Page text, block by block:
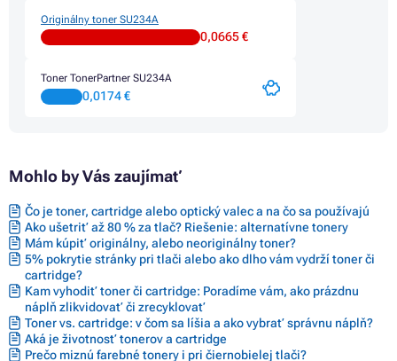
Originálny toner SU234A
0,0665 €
Toner TonerPartner SU234A
0,0174 €
Mohlo by Vás zaujímať
Čo je toner, cartridge alebo optický valec a na čo sa používajú
Ako ušetriť až 80 % za tlač? Riešenie: alternatívne tonery
Mám kúpiť originálny, alebo neoriginálny toner?
5% pokrytie stránky pri tlači alebo ako dlho vám vydrží toner či
cartridge?
Kam vyhodiť toner či cartridge: Poradíme vám, ako prázdnu
náplň zlikvidovať či zrecyklovať
Toner vs. cartridge: v čom sa líšia a ako vybrať správnu náplň?
Aká je životnosť tonerov a cartridge
Prečo miznú farebné tonery i pri čiernobielej tlači?